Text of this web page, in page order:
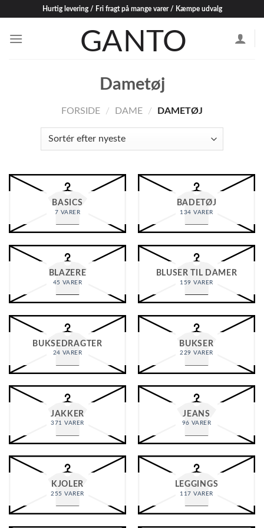
content
Hurtig levering / Fri fragt på mange varer / Kæmpe udvalg
Dametøj
FORSIDE / DAME / DAMETØJ
BASICS
7 VARER
BADETØJ
134 VARER
BLAZERE
45 VARER
BLUSER TIL DAMER
159 VARER
BUKSEDRAGTER
24 VARER
BUKSER
229 VARER
JAKKER
371 VARER
JEANS
96 VARER
KJOLER
255 VARER
LEGGINGS
117 VARER